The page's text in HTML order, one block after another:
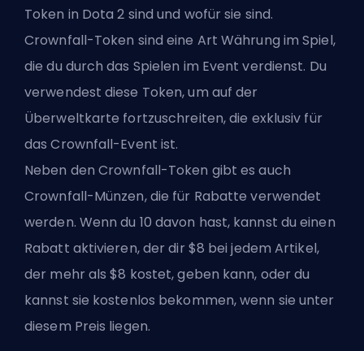
Token in Dota 2 sind und wofür sie sind.
Crownfall-Token sind eine Art Währung im Spiel,
die du durch das Spielen im Event verdienst. Du
verwendest diese Token, um auf der
Überweltkarte fortzuschreiten, die exklusiv für
das Crownfall-Event ist.
Neben den Crownfall-Token gibt es auch
Crownfall-Münzen, die für Rabatte verwendet
werden. Wenn du 10 davon hast, kannst du einen
Rabatt aktivieren, der dir $8 bei jedem Artikel,
der mehr als $8 kostet, geben kann, oder du
kannst sie kostenlos bekommen, wenn sie unter
diesem Preis liegen.